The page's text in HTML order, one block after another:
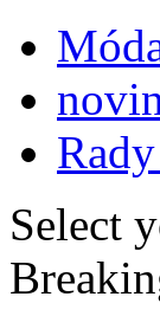
Select